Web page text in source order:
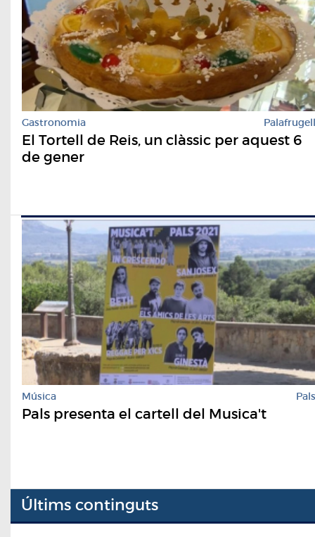
Gastronomia Palafrugell
El Tortell de Reis, un clàssic per aquest 6
de gener
Música Pals
Pals presenta el cartell del Musica't
Últims continguts